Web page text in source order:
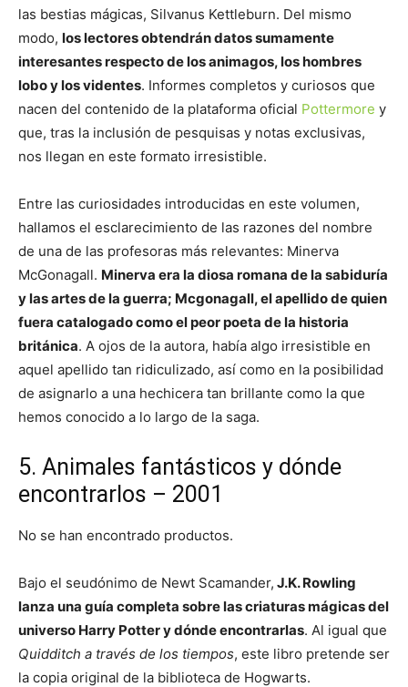
las bestias mágicas, Silvanus Kettleburn. Del mismo
modo, los lectores obtendrán datos sumamente
interesantes respecto de los animagos, los hombres
lobo y los videntes. Informes completos y curiosos que
nacen del contenido de la plataforma oficial Pottermore y
que, tras la inclusión de pesquisas y notas exclusivas,
nos llegan en este formato irresistible.
Entre las curiosidades introducidas en este volumen,
hallamos el esclarecimiento de las razones del nombre
de una de las profesoras más relevantes: Minerva
McGonagall. Minerva era la diosa romana de la sabiduría
y las artes de la guerra; Mcgonagall, el apellido de quien
fuera catalogado como el peor poeta de la historia
británica. A ojos de la autora, había algo irresistible en
aquel apellido tan ridiculizado, así como en la posibilidad
de asignarlo a una hechicera tan brillante como la que
hemos conocido a lo largo de la saga.
5. Animales fantásticos y dónde
encontrarlos – 2001
No se han encontrado productos.
Bajo el seudónimo de Newt Scamander, J.K. Rowling
lanza una guía completa sobre las criaturas mágicas del
universo Harry Potter y dónde encontrarlas. Al igual que
Quidditch a través de los tiempos, este libro pretende ser
la copia original de la biblioteca de Hogwarts.